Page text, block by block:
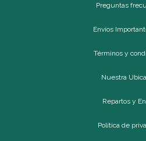
Preguntas
Envíos
Términos y
Nuestra
Repartos y
Política de